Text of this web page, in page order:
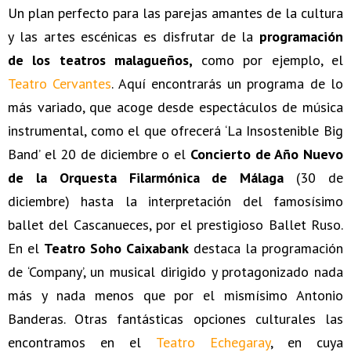
Un plan perfecto para las parejas amantes de la cultura
y las artes escénicas es disfrutar de la programación
de los teatros malagueños, como por ejemplo, el
Teatro Cervantes. Aquí encontrarás un programa de lo
más variado, que acoge desde espectáculos de música
instrumental, como el que ofrecerá ‘La Insostenible Big
Band’ el 20 de diciembre o el Concierto de Año Nuevo
de la Orquesta Filarmónica de Málaga (30 de
diciembre) hasta la interpretación del famosísimo
ballet del Cascanueces, por el prestigioso Ballet Ruso.
En el Teatro Soho Caixabank destaca la programación
de ‘Company’, un musical dirigido y protagonizado nada
más y nada menos que por el mismísimo Antonio
Banderas. Otras fantásticas opciones culturales las
encontramos en el Teatro Echegaray, en cuya